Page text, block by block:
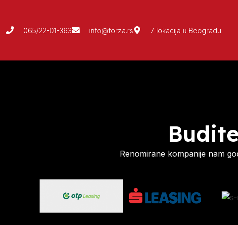
065/22-01-363 info@forza.rs 7 lokacija u Beogradu
Renomirane kompanije nam